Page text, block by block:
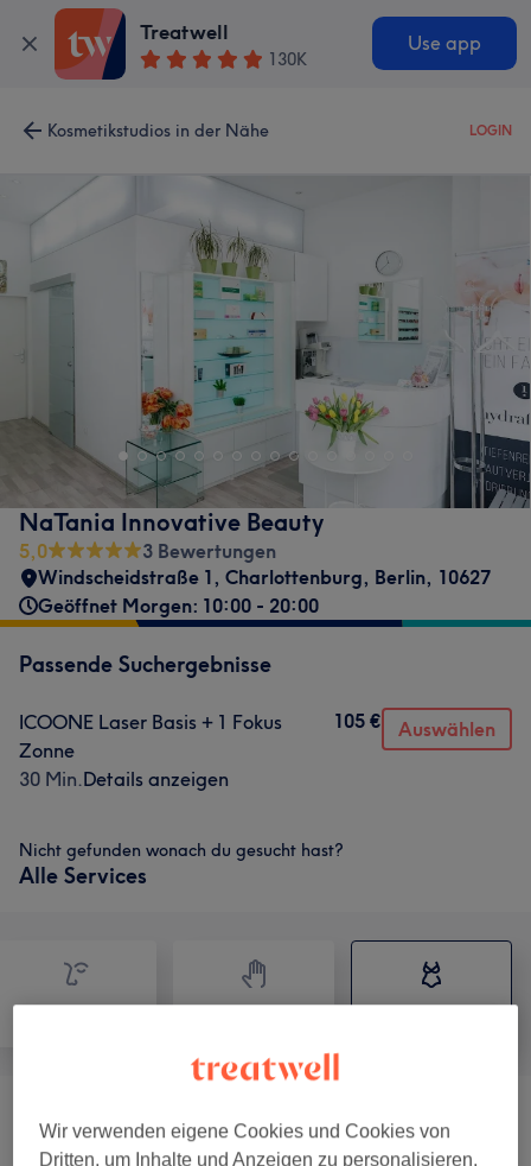
Treatwell
130K
Use app
Kosmetikstudios in der Nähe LOGIN
NaTania Innovative Beauty
5,0
3 Bewertungen
Windscheidstraße 1, Charlottenburg, Berlin, 10627
Geöffnet Morgen: 10:00 - 20:00
Passende Suchergebnisse
ICOONE Laser Basis + 1 Fokus
Zonne
30 Min.Details anzeigen
105 € Auswählen
Nicht gefunden wonach du gesucht hast?
Alle Services
Gegen Cellulite Behandlung (4) ab 90 €
Wir verwenden eigene Cookies und Cookies von
Dritten, um Inhalte und Anzeigen zu personalisieren,